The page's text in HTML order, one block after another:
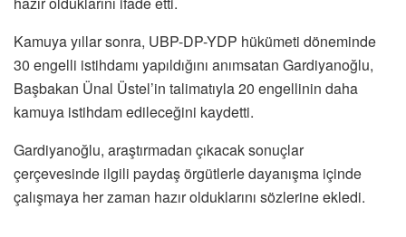
Kamuya yıllar sonra, UBP-DP-YDP hükümeti döneminde
30 engelli istihdamı yapıldığını anımsatan Gardiyanoğlu,
Başbakan Ünal Üstel’in talimatıyla 20 engellinin daha
kamuya istihdam edileceğini kaydetti.
Gardiyanoğlu, araştırmadan çıkacak sonuçlar
çerçevesinde ilgili paydaş örgütlerle dayanışma içinde
çalışmaya her zaman hazır olduklarını sözlerine ekledi.